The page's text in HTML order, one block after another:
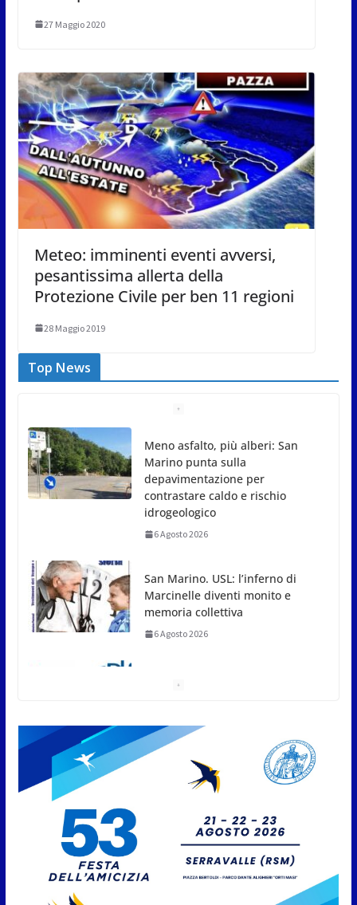
27 Maggio 2020
Meteo: imminenti eventi avversi,
pesantissima allerta della
Protezione Civile per ben 11 regioni
28 Maggio 2019
Top News
Meno asfalto, più alberi: San
Marino punta sulla
depavimentazione per
contrastare caldo e rischio
idrogeologico
6 Agosto 2026
San Marino. USL: l’inferno di
Marcinelle diventi monito e
memoria collettiva
6 Agosto 2026
approvato
6 Agosto 2026
Protezione Civile San Marino.
della fase preliminare di
preallarme, dal 3 al 9 agosto
6 Agosto 2026